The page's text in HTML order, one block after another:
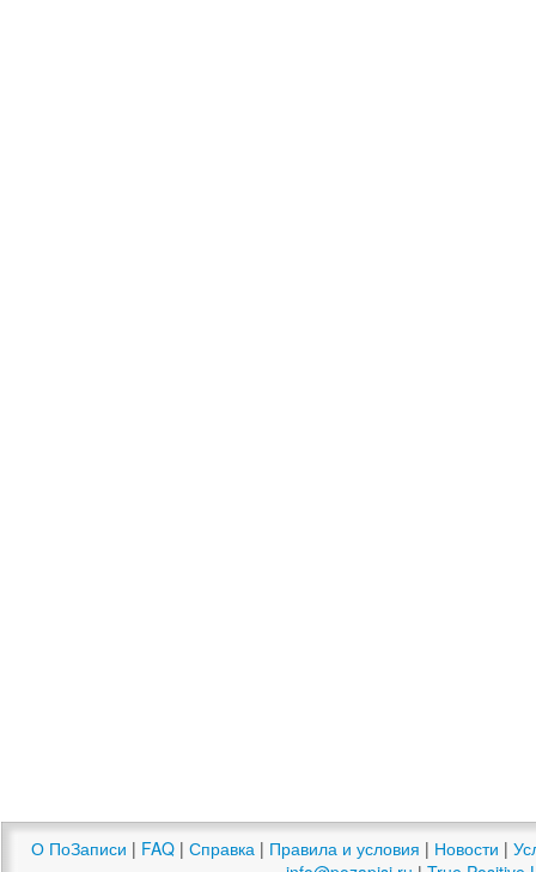
О ПоЗаписи | FAQ | Справка | Правила и условия | Новости |